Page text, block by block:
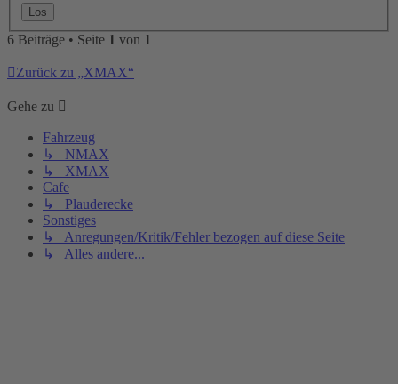
6 Beiträge • Seite 1 von 1
Zurück zu „XMAX“
Gehe zu
Fahrzeug
↳ NMAX
↳ XMAX
Cafe
↳ Plauderecke
Sonstiges
↳ Anregungen/Kritik/Fehler bezogen auf diese Seite
↳ Alles andere...